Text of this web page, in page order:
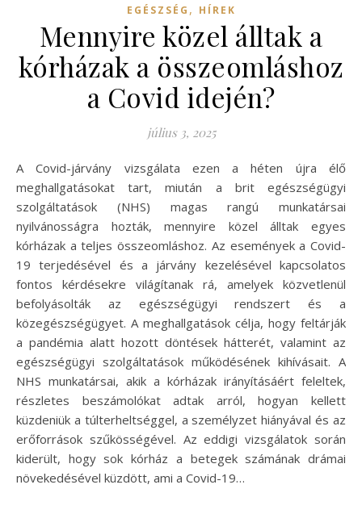
EGÉSZSÉG , HÍREK
Mennyire közel álltak a
kórházak a összeomláshoz
a Covid idején?
július 3, 2025
A Covid-járvány vizsgálata ezen a héten újra élő
meghallgatásokat tart, miután a brit egészségügyi
szolgáltatások (NHS) magas rangú munkatársai
nyilvánosságra hozták, mennyire közel álltak egyes
kórházak a teljes összeomláshoz. Az események a Covid-
19 terjedésével és a járvány kezelésével kapcsolatos
fontos kérdésekre világítanak rá, amelyek közvetlenül
befolyásolták az egészségügyi rendszert és a
közegészségügyet. A meghallgatások célja, hogy feltárják
a pandémia alatt hozott döntések hátterét, valamint az
egészségügyi szolgáltatások működésének kihívásait. A
NHS munkatársai, akik a kórházak irányításáért feleltek,
részletes beszámolókat adtak arról, hogyan kellett
küzdeniük a túlterheltséggel, a személyzet hiányával és az
erőforrások szűkösségével. Az eddigi vizsgálatok során
kiderült, hogy sok kórház a betegek számának drámai
növekedésével küzdött, ami a Covid-19…